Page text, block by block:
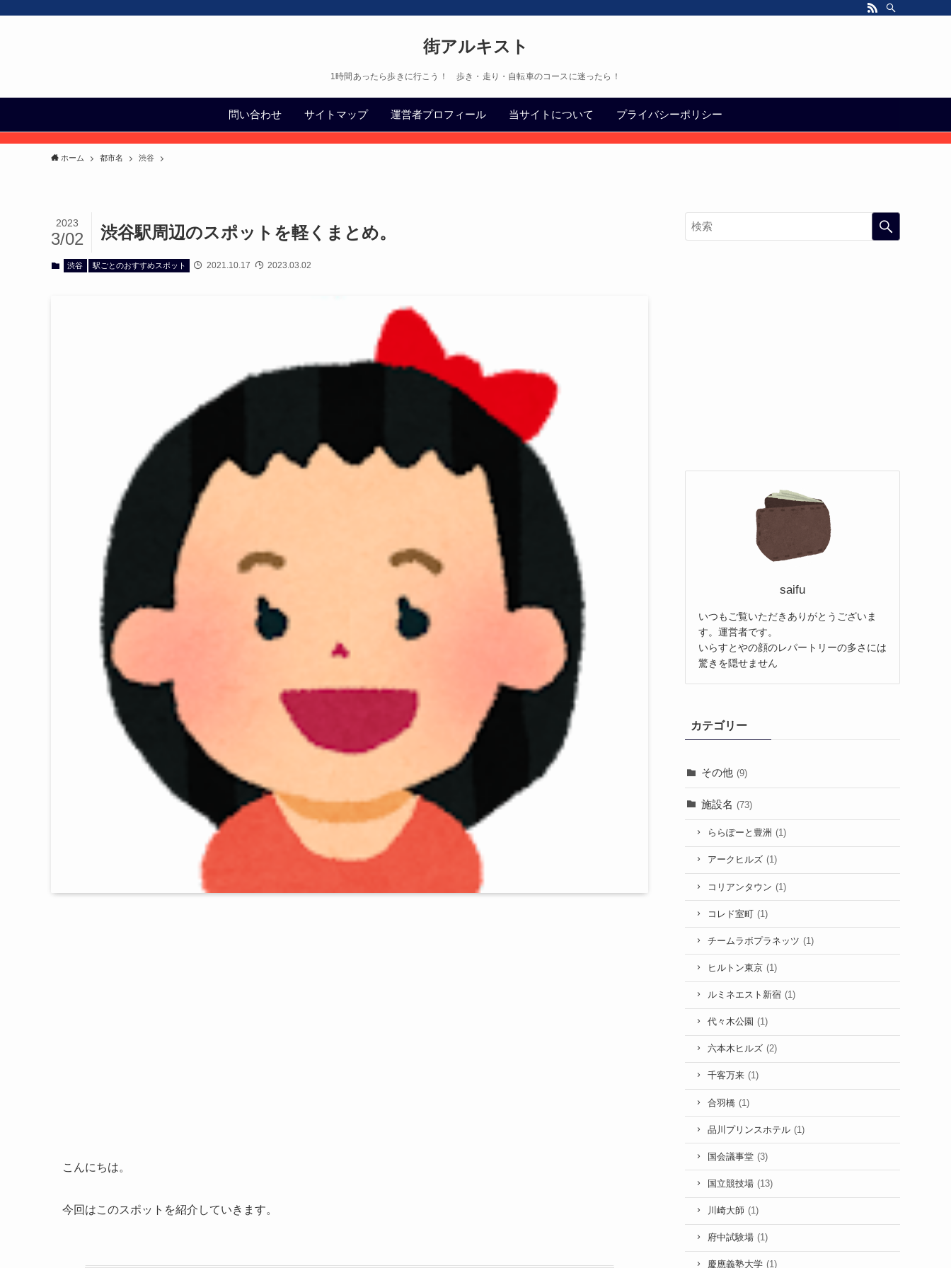
街アルキスト
1時間あったら歩きに行こう！ 歩き・走り・自転車のコースに迷ったら！
問い合わせ サイトマップ 運営者プロフィール 当サイトについて プライバシーポリシー
ホーム 都市名 渋谷
渋谷駅周辺のスポットを軽くまとめ。
2023
3/02
渋谷 駅ごとのおすすめスポット 2021.10.17 2023.03.02
こんにちは。
今回はこのスポットを紹介していきます。
saifu
いつもご覧いただきありがとうございま
す。運営者です。
いらすとやの顔のレパートリーの多さには
驚きを隠せません
カテゴリー
その他 (9)
施設名 (73)
ららぽーと豊洲 (1)
アークヒルズ (1)
コリアンタウン (1)
コレド室町 (1)
チームラボプラネッツ (1)
ヒルトン東京 (1)
ルミネエスト新宿 (1)
代々木公園 (1)
六本木ヒルズ (2)
千客万来 (1)
合羽橋 (1)
品川プリンスホテル (1)
国会議事堂 (3)
国立競技場 (13)
川崎大師 (1)
府中試験場 (1)
慶應義塾大学 (1)